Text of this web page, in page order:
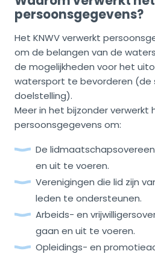
persoonsgegevens?
Het KNWV verwerkt
om de belangen van de
de mogelijkheden voor het
watersport te bevorderen
doelstelling).
Meer in het bijzonder verwerkt
persoonsgegevens om:
De
en uit te voeren.
Verenigingen die lid zijn
leden te ondersteunen.
Arbeids- en
gaan en uit te voeren.
Opleidings- en